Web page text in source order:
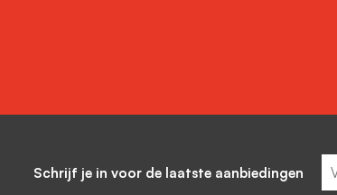
Schrijf je in voor de laatste aanbiedingen